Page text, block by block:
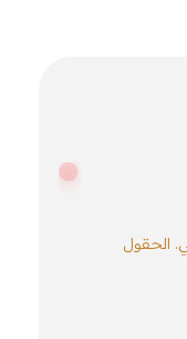
الحقول